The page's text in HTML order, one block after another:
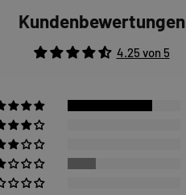
Kundenbewertungen
4.25 von 5